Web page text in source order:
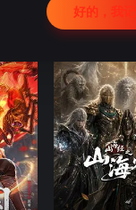
好的，我记